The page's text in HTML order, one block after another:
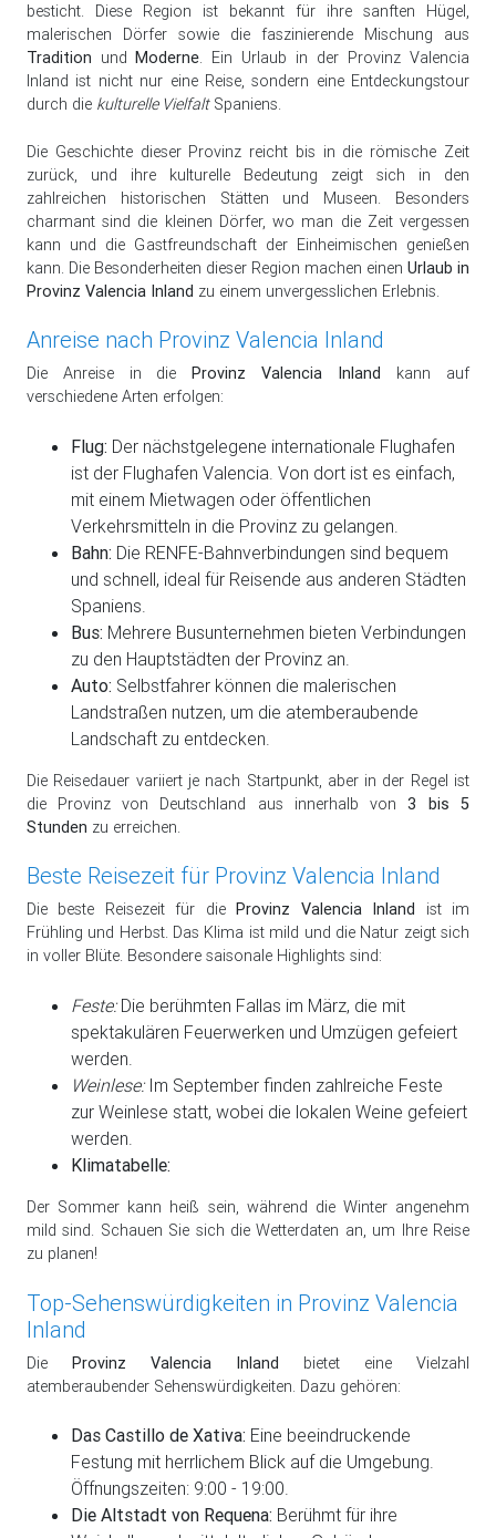
besticht. Diese Region ist bekannt für ihre sanften Hügel,
malerischen Dörfer sowie die faszinierende Mischung aus
Tradition und Moderne. Ein Urlaub in der Provinz Valencia
Inland ist nicht nur eine Reise, sondern eine Entdeckungstour
durch die kulturelle VielfaltSpaniens.
Die Geschichte dieser Provinz reicht bis in die römische Zeit
zurück, und ihre kulturelle Bedeutung zeigt sich in den
zahlreichen historischen Stätten und Museen. Besonders
charmant sind die kleinen Dörfer, wo man die Zeit vergessen
kann und die Gastfreundschaft der Einheimischen genießen
kann. Die Besonderheiten dieser Region machen einen Urlaub in
Provinz Valencia Inland zu einem unvergesslichen Erlebnis.
Anreise nach Provinz Valencia Inland
Die Anreise in die Provinz Valencia Inland kann auf
verschiedene Arten erfolgen:
Flug: Der nächstgelegene internationale Flughafen
ist der Flughafen Valencia. Von dort ist es einfach,
mit einem Mietwagen oder öffentlichen
Verkehrsmitteln in die Provinz zu gelangen.
Bahn: Die RENFE-Bahnverbindungen sind bequem
und schnell, ideal für Reisende aus anderen Städten
Spaniens.
Bus: Mehrere Busunternehmen bieten Verbindungen
zu den Hauptstädten der Provinz an.
Auto: Selbstfahrer können die malerischen
Landstraßen nutzen, um die atemberaubende
Landschaft zu entdecken.
Die Reisedauer variiert je nach Startpunkt, aber in der Regel ist
die Provinz von Deutschland aus innerhalb von 3 bis 5
Stunden zu erreichen.
Beste Reisezeit für Provinz Valencia Inland
Die beste Reisezeit für die Provinz Valencia Inland
ist im
Frühling und Herbst. Das Klima ist mild und die Natur zeigt sich
in voller Blüte. Besondere saisonale Highlights sind:
Feste:Die berühmten Fallas im März, die mit
spektakulären Feuerwerken und Umzügen gefeiert
werden.
Weinlese:Im September finden zahlreiche Feste
zur Weinlese statt, wobei die lokalen Weine gefeiert
werden.
Klimatabelle:
Der Sommer kann heiß sein, während die Winter angenehm
mild sind. Schauen Sie sich die Wetterdaten an, um Ihre Reise
zu planen!
Top-Sehenswürdigkeiten in Provinz Valencia
Inland
Die Provinz Valencia Inland bietet eine Vielzahl
atemberaubender Sehenswürdigkeiten. Dazu gehören:
Das Castillo de Xativa: Eine beeindruckende
Festung mit herrlichem Blick auf die Umgebung.
Öffnungszeiten: 9:00 - 19:00.
Die Altstadt von Requena: Berühmt für ihre